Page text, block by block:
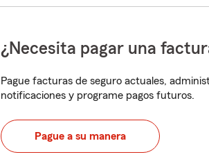
¿Necesita pagar una
Pague facturas de seguro actuales,
notificaciones y programe pagos futuros.
Pague a su manera